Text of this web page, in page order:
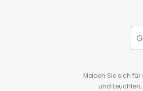
Melden Sie sich
und